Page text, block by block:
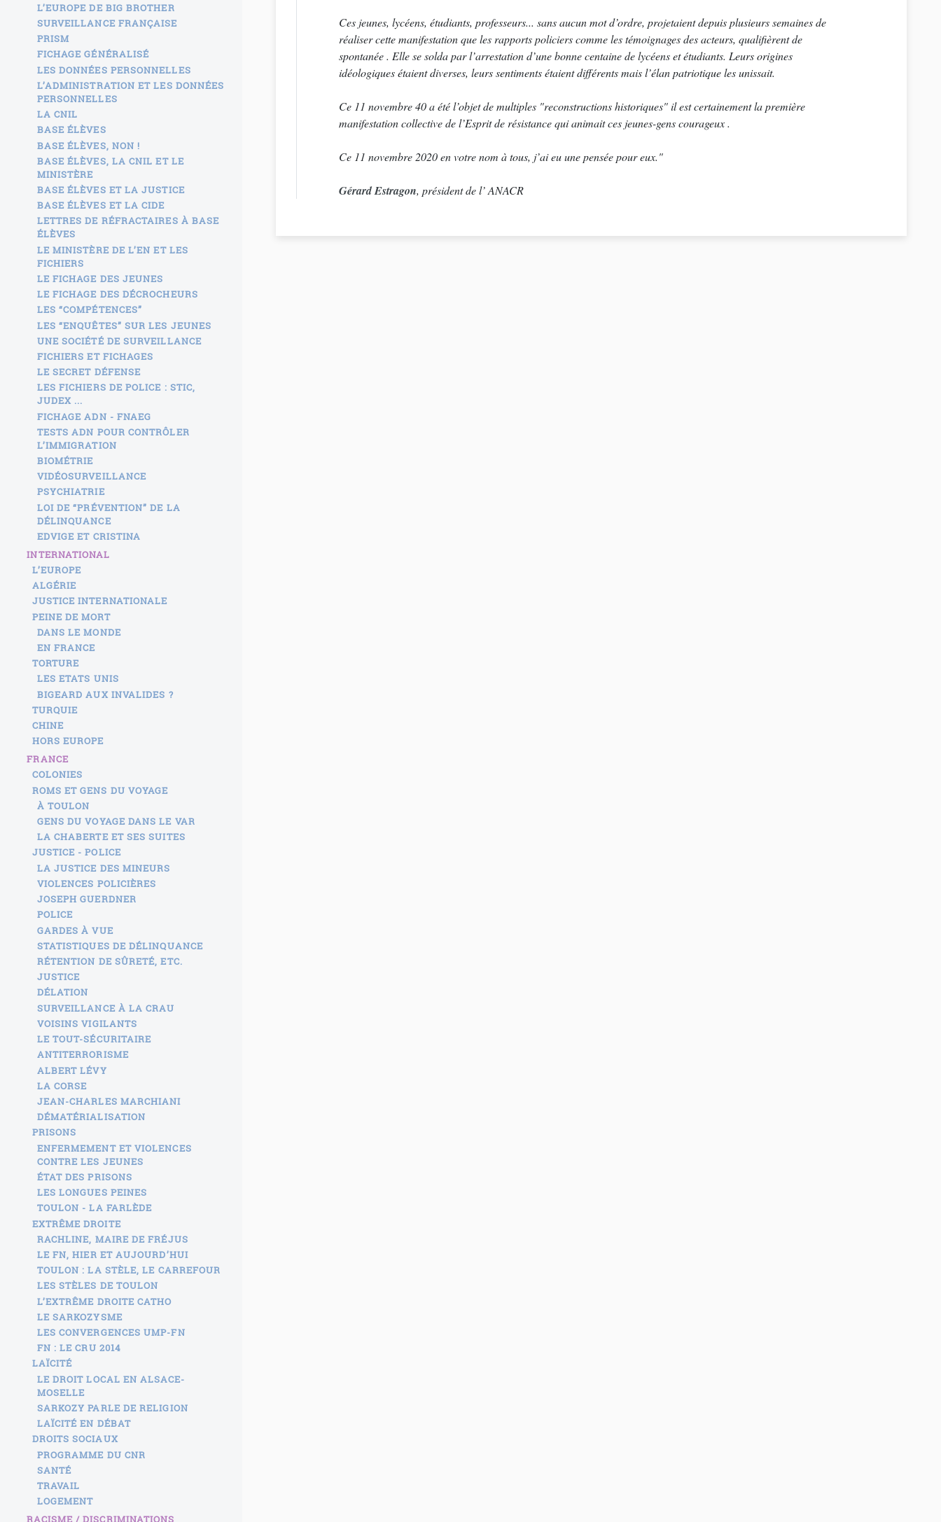
Ces jeunes, lycéens, étudiants, professeurs... sans aucun mot d’ordre, projetaient depuis plusieurs semaines de
réaliser cette manifestation que les rapports policiers comme les témoignages des acteurs, qualifièrent de
spontanée . Elle se solda par l’arrestation d’une bonne centaine de lycéens et étudiants. Leurs origines
idéologiques étaient diverses, leurs sentiments étaient différents mais l’élan patriotique les unissait.
Ce 11 novembre 40 a été l’objet de multiples "reconstructions historiques" il est certainement la première
manifestation collective de l’Esprit de résistance qui animait ces jeunes-gens courageux .
Ce 11 novembre 2020 en votre nom à tous, j’ai eu une pensée pour eux."
Gérard Estragon, président de l’ ANACR
L’EUROPE DE BIG BROTHER
SURVEILLANCE FRANÇAISE
PRISM
FICHAGE GÉNÉRALISÉ
LES DONNÉES PERSONNELLES
L’ADMINISTRATION ET LES DONNÉES
PERSONNELLES
LA CNIL
BASE ÉLÈVES
BASE ÉLÈVES, NON !
BASE ÉLÈVES, LA CNIL ET LE
MINISTÈRE
BASE ÉLÈVES ET LA JUSTICE
BASE ÉLÈVES ET LA CIDE
LETTRES DE RÉFRACTAIRES À BASE
ÉLÈVES
LE MINISTÈRE DE L’EN ET LES
FICHIERS
LE FICHAGE DES JEUNES
LE FICHAGE DES DÉCROCHEURS
LES “COMPÉTENCES”
LES “ENQUÊTES” SUR LES JEUNES
UNE SOCIÉTÉ DE SURVEILLANCE
FICHIERS ET FICHAGES
LE SECRET DÉFENSE
LES FICHIERS DE POLICE : STIC,
JUDEX ...
FICHAGE ADN - FNAEG
TESTS ADN POUR CONTRÔLER
L’IMMIGRATION
BIOMÉTRIE
VIDÉOSURVEILLANCE
PSYCHIATRIE
LOI DE “PRÉVENTION” DE LA
DÉLINQUANCE
EDVIGE ET CRISTINA
INTERNATIONAL
L’EUROPE
ALGÉRIE
JUSTICE INTERNATIONALE
PEINE DE MORT
DANS LE MONDE
EN FRANCE
TORTURE
LES ETATS UNIS
BIGEARD AUX INVALIDES ?
TURQUIE
CHINE
HORS EUROPE
FRANCE
COLONIES
ROMS ET GENS DU VOYAGE
À TOULON
GENS DU VOYAGE DANS LE VAR
LA CHABERTE ET SES SUITES
JUSTICE - POLICE
LA JUSTICE DES MINEURS
VIOLENCES POLICIÈRES
JOSEPH GUERDNER
POLICE
GARDES À VUE
STATISTIQUES DE DÉLINQUANCE
RÉTENTION DE SÛRETÉ, ETC.
JUSTICE
DÉLATION
SURVEILLANCE À LA CRAU
VOISINS VIGILANTS
LE TOUT-SÉCURITAIRE
ANTITERRORISME
ALBERT LÉVY
LA CORSE
JEAN-CHARLES MARCHIANI
DÉMATÉRIALISATION
PRISONS
ENFERMEMENT ET VIOLENCES
CONTRE LES JEUNES
ÉTAT DES PRISONS
LES LONGUES PEINES
TOULON - LA FARLÈDE
EXTRÊME DROITE
RACHLINE, MAIRE DE FRÉJUS
LE FN, HIER ET AUJOURD’HUI
TOULON : LA STÈLE, LE CARREFOUR
LES STÈLES DE TOULON
L’EXTRÊME DROITE CATHO
LE SARKOZYSME
LES CONVERGENCES UMP-FN
FN : LE CRU 2014
LAÏCITÉ
LE DROIT LOCAL EN ALSACE-
MOSELLE
SARKOZY PARLE DE RELIGION
LAÏCITÉ EN DÉBAT
DROITS SOCIAUX
PROGRAMME DU CNR
SANTÉ
TRAVAIL
LOGEMENT
RACISME / DISCRIMINATIONS